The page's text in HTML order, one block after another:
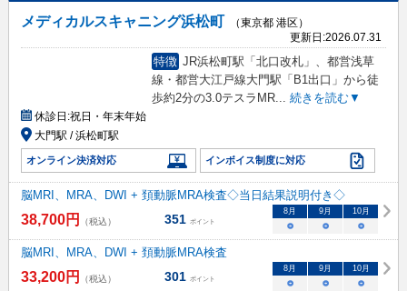
メディカルスキャニング浜松町
（東京都 港区）
更新日:2026.07.31
特徴 JR浜松町駅「北口改札」、都営浅草
線・都営大江戸線大門駅「B1出口」から徒
歩約2分の3.0テスラMR... 続きを読む▼
休診日:祝日・年末年始
大門駅 / 浜松町駅
オンライン決済対応 インボイス制度に対応
脳MRI、MRA、DWI + 頚動脈MRA検査◇当日結果説明付き◇
38,700円 （税込） 351 ポイント
8月 9月 10月
○ ○ ○
脳MRI、MRA、DWI + 頚動脈MRA検査
33,200円 （税込） 301 ポイント
8月 9月 10月
○ ○ ○